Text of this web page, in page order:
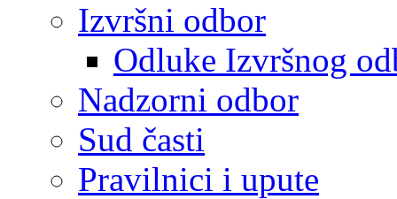
Izvršni odbor
Odluke Izvršnog
Nadzorni odbor
Sud časti
Pravilnici i upute